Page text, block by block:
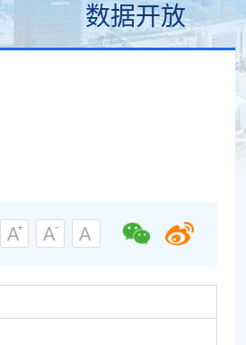
数据开放